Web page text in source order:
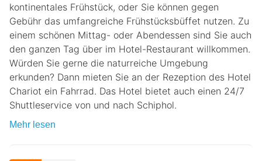
kontinentales Frühstück, oder Sie können gegen
Gebühr das umfangreiche Frühstücksbüffet nutzen. Zu
einem schönen Mittag- oder Abendessen sind Sie auch
den ganzen Tag über im Hotel-Restaurant willkommen.
Würden Sie gerne die naturreiche Umgebung
erkunden? Dann mieten Sie an der Rezeption des Hotel
Chariot ein Fahrrad. Das Hotel bietet auch einen 24/7
Shuttleservice von und nach Schiphol.
Mehr lesen